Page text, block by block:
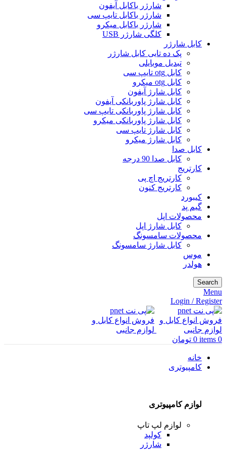
شارژر باکابل آیفون
شارژر باکابل تایپ سی
شارژر باکابل میکرو
کلگی شارژر USB
کابل شارژر
پک ده تایی کابل شارژر
تبدیل موبایلی
کابل otg تایپ سی
کابل otg میکرو
کابل شارژ آیفون
کابل شارژ پاوربانکی آیفون
کابل شارژ پاوربانکی تایپ سی
کابل شارژ پاوربانکی میکرو
کابل شارژ تایپ سی
کابل شارژ میکرو
کابل صدا
کابل صدا 90 درجه
کارتریج
کارتریج اچ پی
کارتریج کنون
کیبورد
گیم پد
محصولات اپل
کابل شارژ اپل
محصولات سامسونگ
کابل شارژ سامسونگ
موس
هولدر
Search
Menu
Login / Register
0
items
0 تومان
خانه
کامپیوتری
لوازم کامپیوتری
لوازم لپ تاپ
کولپد
شارژر